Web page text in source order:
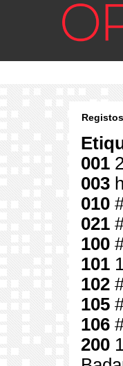
001
003
010
021
100
101
102
105
106
200